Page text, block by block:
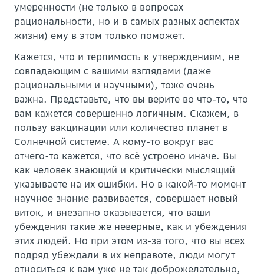
умеренности (не только в вопросах
рациональности, но и в самых разных аспектах
жизни) ему в этом только поможет.
Кажется, что и терпимость к утверждениям, не
совпадающим с вашими взглядами (даже
рациональными и научными), тоже очень
важна. Представьте, что вы верите во что-то, что
вам кажется совершенно логичным. Скажем, в
пользу вакцинации или количество планет в
Солнечной системе. А кому-то вокруг вас
отчего-то кажется, что всё устроено иначе. Вы
как человек знающий и критически мыслящий
указываете на их ошибки. Но в какой-то момент
научное знание развивается, совершает новый
виток, и внезапно оказывается, что ваши
убеждения такие же неверные, как и убеждения
этих людей. Но при этом из-за того, что вы всех
подряд убеждали в их неправоте, люди могут
относиться к вам уже не так доброжелательно,